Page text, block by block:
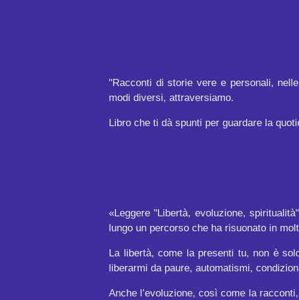
"Racconti di storie vere e personali,
modi diversi, attraversiamo.
Libro che ti dà spunti per guardare la
«Leggere "Libertà, evoluzione,
lungo un percorso che ha risuonato in
La libertà, come la presenti tu, non è
liberarmi da paure, automatismi,
Anche l’evoluzione, così come la